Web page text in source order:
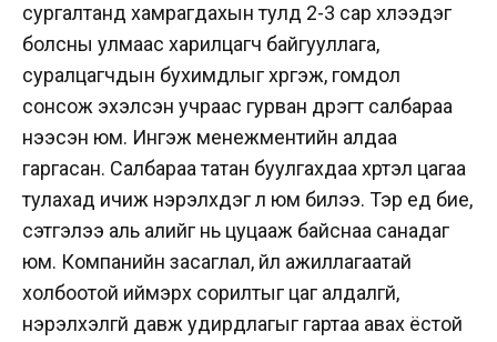
сургалтанд хамрагдахын тулд 2-3 сар хүлээдэг
болсны улмаас харилцагч байгууллага,
суралцагчдын бухимдлыг хүргэж, гомдол
сонсож эхэлсэн учраас гурван дүүрэгт салбараа
нээсэн юм. Ингэж менежментийн алдаа
гаргасан. Салбараа татан буулгахдаа хүртэл цагаа
тулахад ичиж нэрэлхдэг л юм билээ. Тэр үед бие,
сэтгэлээ аль алийг нь цуцааж байснаа санадаг
юм. Компанийн засаглал, үйл ажиллагаатай
холбоотой иймэрхүү сорилтыг цаг алдалгүй,
нэрэлхэлгүй давж удирдлагыг гартаа авах ёстой